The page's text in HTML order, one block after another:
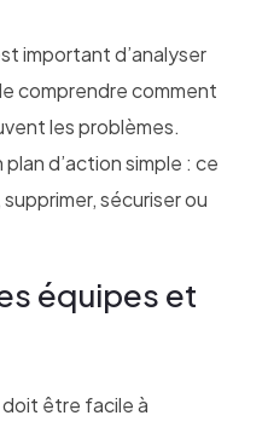
important d’analyser
comprendre comment
les problèmes.
d’action simple : ce
sécuriser ou
équipes et
être facile à